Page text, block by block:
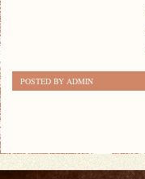
POSTED BY ADMIN